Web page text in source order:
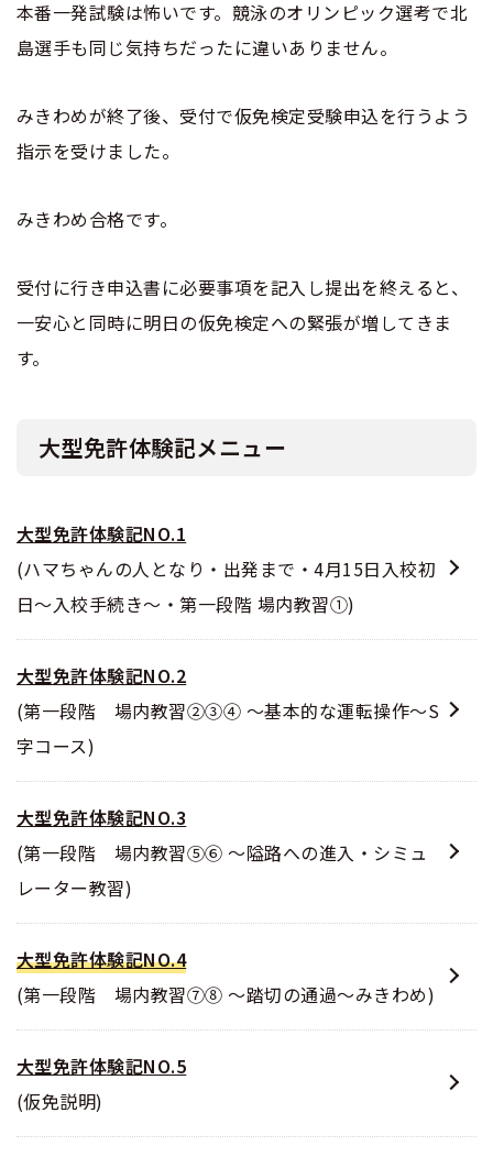
本番一発試験は怖いです。競泳のオリンピック選考で北
島選手も同じ気持ちだったに違いありません。
みきわめが終了後、受付で仮免検定受験申込を行うよう
指示を受けました。
みきわめ合格です。
受付に行き申込書に必要事項を記入し提出を終えると、
一安心と同時に明日の仮免検定への緊張が増してきま
す。
大型免許体験記メニュー
大型免許体験記NO.1
(ハマちゃんの人となり・出発まで・4月15日入校初
日～入校手続き～・第一段階 場内教習①)
大型免許体験記NO.2
(第一段階 場内教習②③④ ～基本的な運転操作～S
字コース)
大型免許体験記NO.3
(第一段階 場内教習⑤⑥ ～隘路への進入・シミュ
レーター教習)
大型免許体験記NO.4
(第一段階 場内教習⑦⑧ ～踏切の通過～みきわめ)
大型免許体験記NO.5
(仮免説明)